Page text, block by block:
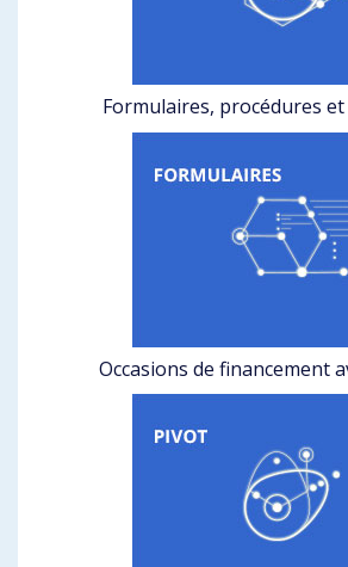
Formulaires, procédures
Occasions de financement